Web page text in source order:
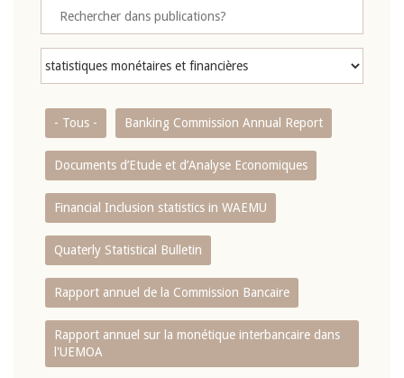
- Tous - Banking Commission Annual Report
Documents d’Etude et d’Analyse Economiques
Financial Inclusion statistics in WAEMU
Quaterly Statistical Bulletin
Rapport annuel de la Commission Bancaire
Rapport annuel sur la monétique interbancaire dans
l'UEMOA